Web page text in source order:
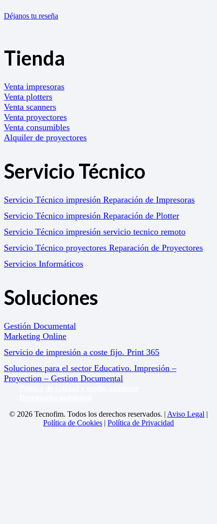
Déjanos tu reseña
Tienda
Venta impresoras
Venta plotters
Venta scanners
Venta proyectores
Venta consumibles
Alquiler de proyectores
Servicio Técnico
Servicio Técnico impresión Reparación de Impresoras
Servicio Técnico impresión Reparación de Plotter
Servicio Técnico impresión servicio tecnico remoto
Servicio Técnico proyectores Reparación de Proyectores
Servicios Informáticos
Soluciones
Gestión Documental
Marketing Online
Servicio de impresión a coste fijo. Print 365
Soluciones para el sector Educativo. Impresión –
Proyection – Gestion Documental
© 2026 Tecnofim. Todos los derechos reservados. | Aviso Legal |
Política de Cookies | Política de Privacidad